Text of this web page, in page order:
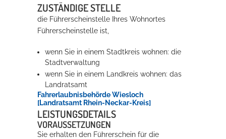
mehr dazu...ZUSTÄNDIGE STELLE
die Führerscheinstelle Ihres Wohnortes
Führerscheinstelle ist,
wenn Sie in einem Stadtkreis wohnen: die
Stadtverwaltung
wenn Sie in einem Landkreis wohnen: das
Landratsamt
Fahrerlaubnisbehörde Wiesloch
[Landratsamt Rhein-Neckar-Kreis]
LEISTUNGSDETAILS
VORAUSSETZUNGEN
Sie erhalten den Führerschein für die